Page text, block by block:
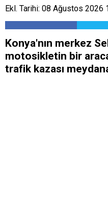
Ekl. Tarihi: 08 Ağustos 2026
Konya'nın merkez
motosikletin bir
trafik kazası